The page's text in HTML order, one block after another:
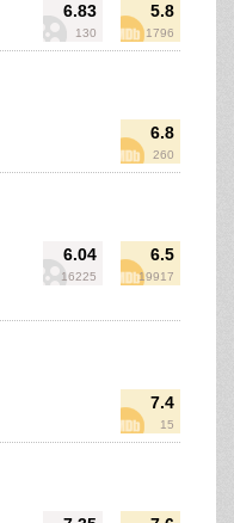
6.83
130
5.8
1796
6.8
260
6.04
16225
6.5
19917
7.4
15